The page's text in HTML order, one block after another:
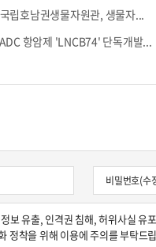
립호남권생물자원관, 생물자...
항암제 'LNCB74' 단독개발...